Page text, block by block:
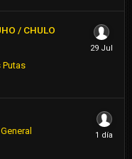
/ CHULO
Putas